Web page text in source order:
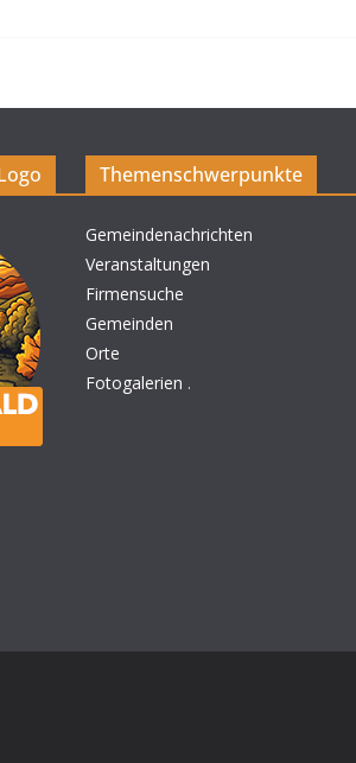
Themenschwerpunkte
Gemeindenachrichten
Veranstaltungen
Firmensuche
Gemeinden
Orte
Fotogalerien .